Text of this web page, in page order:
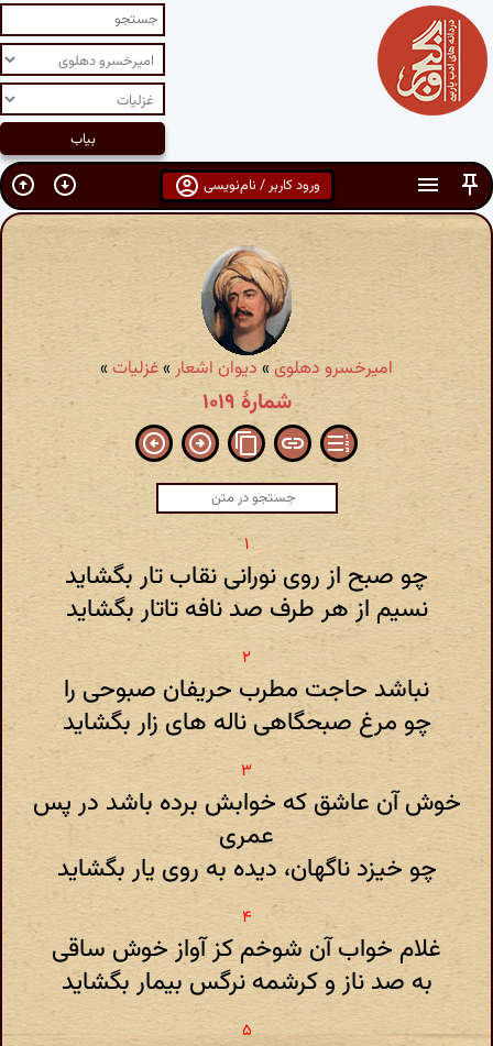
ورود کاربر / نام‌نویسی
امیرخسرو دهلوی» دیوان اشعار»غزلیات»
شمارهٔ ۱۰۱۹
چو صبح از روی نورانی نقاب تار بگشاید
نسیم از هر طرف صد نافه تاتار بگشاید
نباشد حاجت مطرب حریفان صبوحی را
چو مرغ صبحگاهی ناله های زار بگشاید
خوش آن عاشق که خوابش برده باشد در پس
عمری
چو خیزد ناگهان، دیده به روی یار بگشاید
غلام خواب آن شوخم کز آواز خوش ساقی
به صد ناز و کرشمه نرگس بیمار بگشاید